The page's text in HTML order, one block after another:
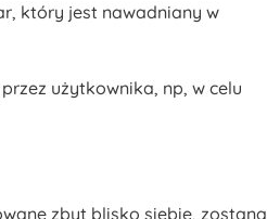
który jest nawadniany w
użytkownika, np, w celu
zbyt blisko siebie, zostaną